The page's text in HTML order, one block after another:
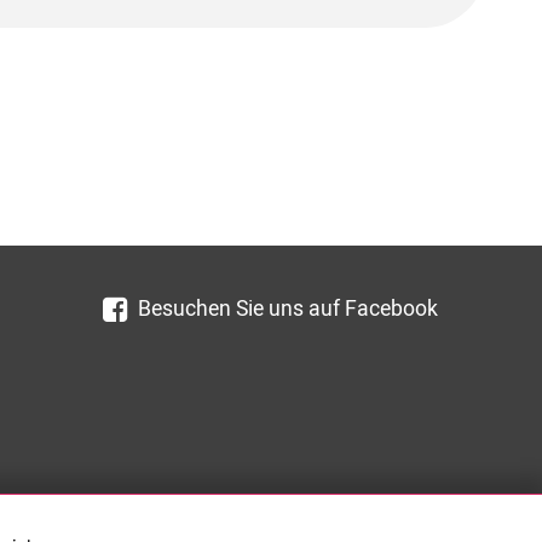
Besuchen Sie uns auf Facebook